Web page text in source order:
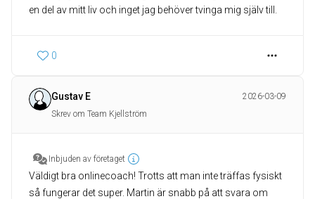
0
Gustav E
2026-03-09
Skrev om Team Kjellström
Inbjuden av företaget
Väldigt bra onlinecoach! Trotts att man inte träffas fysiskt
så fungerar det super. Martin är snabb på att svara om